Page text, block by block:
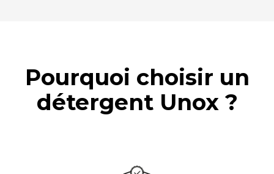
Pourquoi choisir un
détergent Unox ?